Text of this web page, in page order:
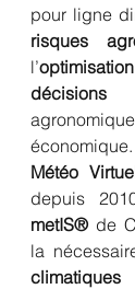
pour ligne
risques
l’
décisions
Météo
depuis
metIS® de
la
climatiques